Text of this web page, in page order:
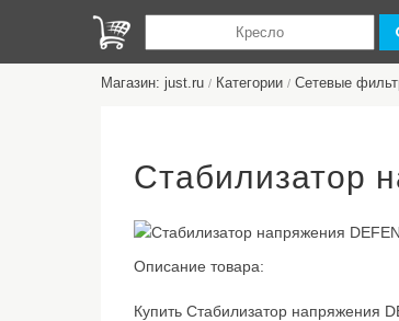
Магазин: just.ru / Категории / Сетевые
Стабилизатор
Описание товара:
Купить Стабилизатор напряжения